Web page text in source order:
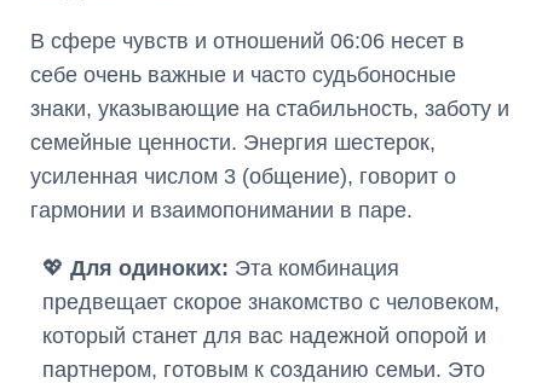
В сфере чувств и отношений 06:06 несет в
себе очень важные и часто судьбоносные
знаки, указывающие на стабильность, заботу и
семейные ценности. Энергия шестерок,
усиленная числом 3 (общение), говорит о
гармонии и взаимопонимании в паре.
💖 Для одиноких: Эта комбинация
предвещает скорое знакомство с человеком,
который станет для вас надежной опорой и
партнером, готовым к созданию семьи. Это